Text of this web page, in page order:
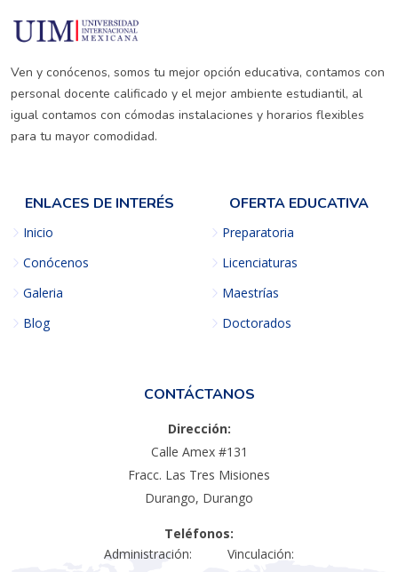
Ven y conócenos, somos tu mejor opción educativa, contamos con
personal docente calificado y el mejor ambiente estudiantil, al
igual contamos con cómodas instalaciones y horarios flexibles
para tu mayor comodidad.
ENLACES DE INTERÉS
Inicio
Conócenos
Galeria
Blog
OFERTA EDUCATIVA
Preparatoria
Licenciaturas
Maestrías
Doctorados
CONTÁCTANOS
Dirección:
Calle Amex #131
Fracc. Las Tres Misiones
Durango, Durango
Teléfonos:
Administración: Vinculación: